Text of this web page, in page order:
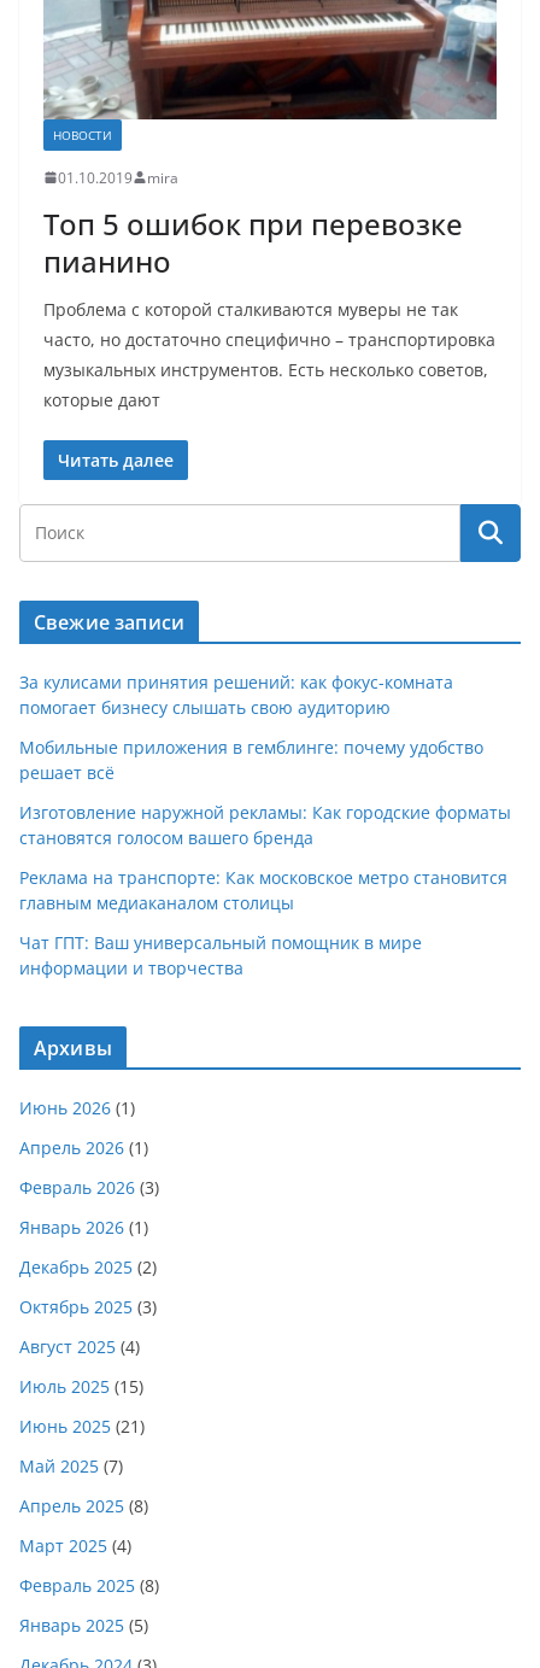
НОВОСТИ
01.10.2019 mira
Топ 5 ошибок при перевозке
пианино
Проблема с которой сталкиваются муверы не так
часто, но достаточно специфично – транспортировка
музыкальных инструментов. Есть несколько советов,
которые дают
Читать далее
Свежие записи
За кулисами принятия решений: как фокус-комната
помогает бизнесу слышать свою аудиторию
Мобильные приложения в гемблинге: почему удобство
решает всё
Изготовление наружной рекламы: Как городские форматы
становятся голосом вашего бренда
Реклама на транспорте: Как московское метро становится
главным медиаканалом столицы
Чат ГПТ: Ваш универсальный помощник в мире
информации и творчества
Архивы
Июнь 2026 (1)
Апрель 2026 (1)
Февраль 2026 (3)
Январь 2026 (1)
Декабрь 2025 (2)
Октябрь 2025 (3)
Август 2025 (4)
Июль 2025 (15)
Июнь 2025 (21)
Май 2025 (7)
Апрель 2025 (8)
Март 2025 (4)
Февраль 2025 (8)
Январь 2025 (5)